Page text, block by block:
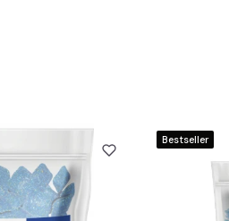
Bestseller